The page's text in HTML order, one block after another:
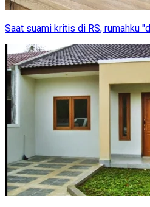
Saat suami kritis di RS, rumahku